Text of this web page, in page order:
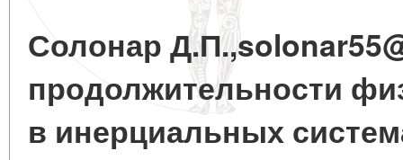
Солонар
продолжительности
в инерциальных